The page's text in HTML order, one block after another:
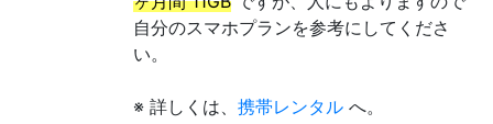
自分のスマホプランを参考にしてくださ
い。
※ 詳しくは、 携帯レンタル へ。